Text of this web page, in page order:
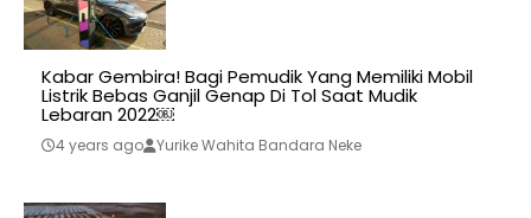
Kabar Gembira! Bagi Pemudik Yang Memiliki Mobil
Listrik Bebas Ganjil Genap Di Tol Saat Mudik
Lebaran 2022￼
4 years ago Yurike Wahita Bandara Neke